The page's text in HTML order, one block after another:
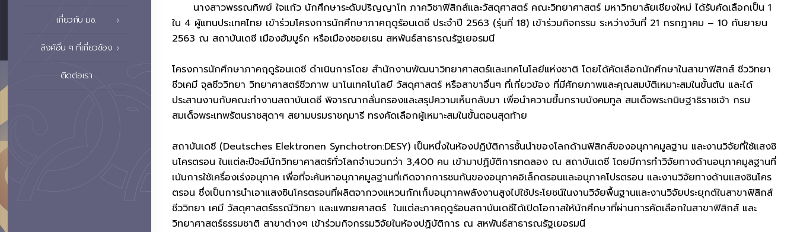
เกี่ยวกับ มช.
ลิงค์อื่น ๆ ที่เกี่ยวข้อง
ติดต่อเรา
นางสาวพรรณทิพย์ ใจแก้ว นักศึกษาระดับปริญญาโท ภาควิชาฟิสิกส์และวัสดุศาสตร์ คณะวิทยาศาสตร์ มหาวิทยาลัยเชียงใหม่ ได้รับคัดเลือกเป็น 1
ใน 4 ผู้แทนประเทศไทย เข้าร่วมโครงการนักศึกษาภาคฤดูร้อนเดซี ประจำปี 2563 (รุ่นที่ 18) เข้าร่วมกิจกรรม ระหว่างวันที่ 21 กรกฎาคม – 10 กันยายน
2563 ณ สถาบันเดซี เมืองฮัมบูร์ก หรือเมืองซอยเธน สหพันธ์สาธารณรัฐเยอรมนี
โครงการนักศึกษาภาคฤดูร้อนเดซี ดำเนินการโดย สำนักงานพัฒนาวิทยาศาสตร์และเทคโนโลยีแห่งชาติ โดยได้คัดเลือกนักศึกษาในสาขาฟิสิกส์ ชีววิทยา
ชีวเคมี จุลชีววิทยา วิทยาศาสตร์ชีวภาพ นาโนเทคโนโลยี วัสดุศาสตร์ หรือสาขาอื่นๆ ที่เกี่ยวข้อง ที่มีศักยภาพและคุณสมบัติเหมาะสมในขั้นต้น และได้
ประสานงานกับคณะทำงานสถาบันเดซี พิจารณากลั่นกรองและสรุปความเห็นกลับมา เพื่อนำความขึ้นกราบบังคมทูล สมเด็จพระกนิษฐาธิราชเจ้า กรม
สมเด็จพระเทพรัตนราชสุดาฯ สยามบรมราชกุมารี ทรงคัดเลือกผู้เหมาะสมในขั้นตอนสุดท้าย
สถาบันเดซี (Deutsches Elektronen Synchotron:DESY) เป็นหนึ่งในห้องปฏิบัติการชั้นนำของโลกด้านฟิสิกส์ของอนุภาคมูลฐาน และงานวิจัยที่ใช้แสงซิ
นโครตรอน ในแต่ละปีจะมีนักวิทยาศาสตร์ทั่วโลกจำนวนกว่า 3,400 คน เข้ามาปฏิบัติการทดลอง ณ สถาบันเดซี โดยมีการทำวิจัยทางด้านอนุภาคมูลฐานที่
เน้นการใช้เครื่องเร่งอนุภาค เพื่อที่จะค้นหาอนุภาคมูลฐานที่เกิดจากการชนกันของอนุภาคอิเล็กตรอนและอนุภาคโปรตรอน และงานวิจัยทางด้านแสงซินโคร
ตรอน ซึ่งเป็นการนำเอาแสงซินโครตรอนที่ผลิตจากวงแหวนกักเก็บอนุภาคพลังงานสูงไปใช้ประโยชน์ในงานวิจัยพื้นฐานและงานวิจัยประยุกต์ในสาขาฟิสิกส์
ชีววิทยา เคมี วัสดุศาสตร์ธรณีวิทยา และแพทยศาสตร์ ในแต่ละภาคฤดูร้อนสถาบันเดซีได้เปิดโอกาสให้นักศึกษาที่ผ่านการคัดเลือกในสาขาฟิสิกส์ และ
วิทยาศาสตร์ธรรมชาติ สาขาต่างๆ เข้าร่วมกิจกรรมวิจัยในห้องปฏิบัติการ ณ สหพันธ์สาธารณรัฐเยอรมนี